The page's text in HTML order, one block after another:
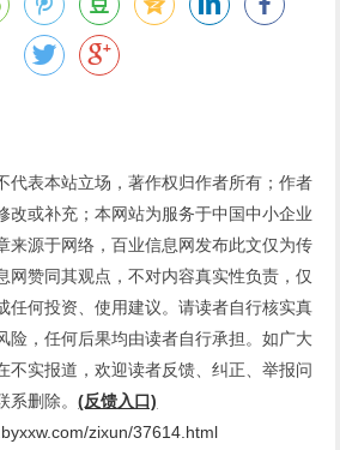
代表本站立场，著作权归作者所有；作者
改或补充；本网站为服务于中国中小企业
来源于网络，百业信息网发布此文仅为传
网赞同其观点，不对内容真实性负责，仅
任何投资、使用建议。请读者自行核实真
险，任何后果均由读者自行承担。如广大
不实报道，欢迎读者反馈、纠正、举报问
系删除。(反馈入口)
zixun/37614.html